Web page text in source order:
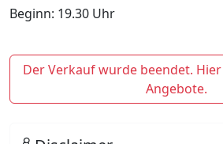
Beginn: 19.30 Uhr
Der Verkauf wurde beendet.
Angebote.